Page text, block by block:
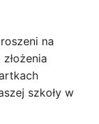
na
szkoły w